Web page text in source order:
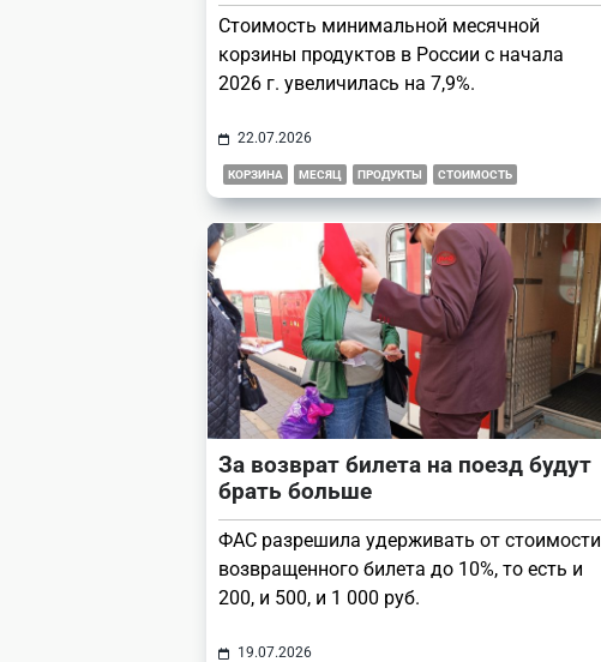
Стоимость минимальной месячной
корзины продуктов в России с начала
2026 г. увеличилась на 7,9%.
22.07.2026
КОРЗИНА МЕСЯЦ ПРОДУКТЫ СТОИМОСТЬ
За возврат билета на поезд будут
брать больше
ФАС разрешила удерживать от стоимости
возвращенного билета до 10%, то есть и
200, и 500, и 1 000 руб.
19.07.2026